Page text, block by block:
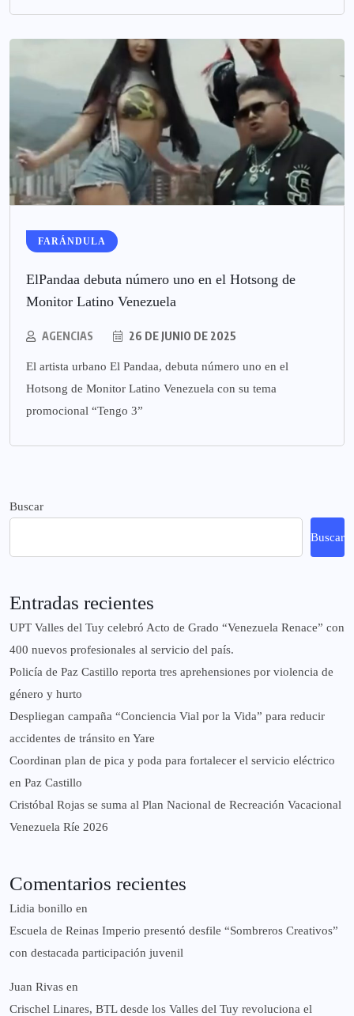
FARÁNDULA
ElPandaa debuta número uno en el Hotsong de
Monitor Latino Venezuela
AGENCIAS 26 DE JUNIO DE 2025
El artista urbano El Pandaa, debuta número uno en el
Hotsong de Monitor Latino Venezuela con su tema
promocional “Tengo 3”
Buscar
Buscar
Entradas recientes
UPT Valles del Tuy celebró Acto de Grado “Venezuela Renace” con
400 nuevos profesionales al servicio del país.
‎Policía de Paz Castillo reporta tres aprehensiones por violencia de
género y hurto
‎Despliegan campaña “Conciencia Vial por la Vida” para reducir
accidentes de tránsito en Yare
Coordinan plan de pica y poda para fortalecer el servicio eléctrico
en Paz Castillo
Cristóbal Rojas se suma al Plan Nacional de Recreación Vacacional
Venezuela Ríe 2026
Comentarios recientes
Lidia bonillo en
Escuela de Reinas Imperio presentó desfile “Sombreros Creativos”
con destacada participación juvenil
Juan Rivas en
Crischel Linares, BTL desde los Valles del Tuy revoluciona el